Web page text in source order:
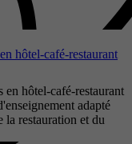
hôtel-café-restaurant
hôtel-café-restaurant
adapté
la restauration et du